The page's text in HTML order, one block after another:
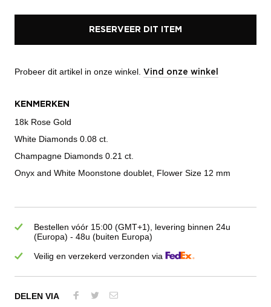
RESERVEER DIT ITEM
Probeer dit artikel in onze winkel. Vind onze winkel
KENMERKEN
18k Rose Gold
White Diamonds 0.08 ct.
Champagne Diamonds 0.21 ct.
Onyx and White Moonstone doublet, Flower Size 12 mm
Bestellen vóór 15:00 (GMT+1), levering binnen 24u
(Europa) - 48u (buiten Europa)
Veilig en verzekerd verzonden via
DELEN VIA